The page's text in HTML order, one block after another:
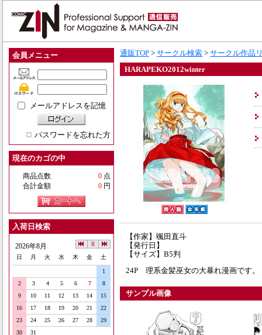
会員メニュー
メールアドレスを記憶
パスワードを忘れた方
現在のカゴの中
商品点数 0 点
合計金額
0 円
入荷日検索
2026年8月
日 月 火 水 木 金 土
1
2
3 4 5 6 7
8
9
10 11 12 13 14
15
16
17 18 19 20 21
22
23
24 25 26 27 28
29
30
31
通販TOP > サークル検索 > サークル作品
HARAPEKO2012winter
【作家】颯田直斗
【発行日】
【サイズ】B5判
24P 理系金髪巫女の大暴れ漫画です。
サンプル画像